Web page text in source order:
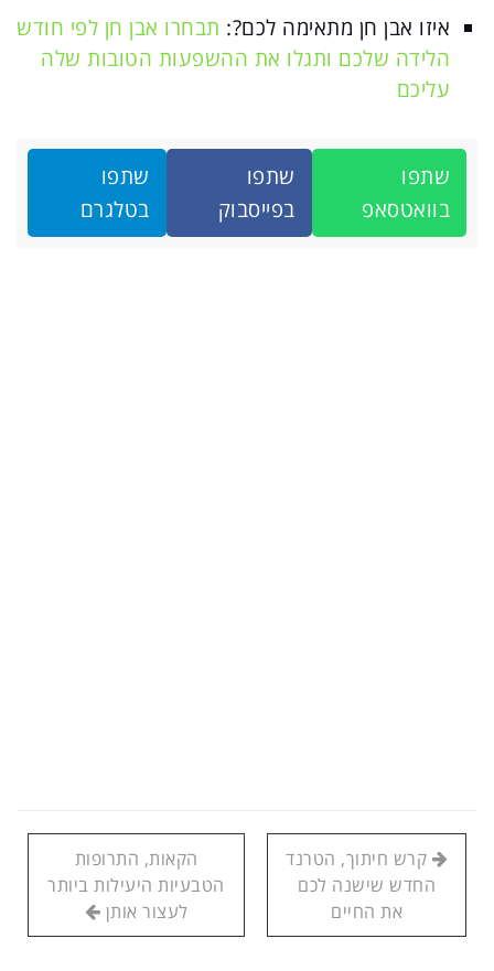
איזו אבן חן מתאימה לכם?: תבחרו אבן חן לפי חודש
הלידה שלכם ותגלו את ההשפעות הטובות שלה
עליכם
שתפו
בוואטסאפ
שתפו
בפייסבוק
שתפו
בטלגרם
קרש חיתוך, הטרנד
החדש שישנה לכם
את החיים
הקאות, התרופות
הטבעיות היעילות ביותר
לעצור אותן